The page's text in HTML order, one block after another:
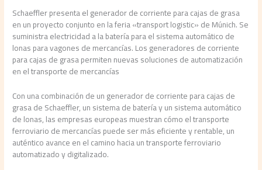
Schaeffler presenta el generador de corriente para cajas de grasa
en un proyecto conjunto en la feria «transport logistic» de Múnich. Se
suministra electricidad a la batería para el sistema automático de
lonas para vagones de mercancías. Los generadores de corriente
para cajas de grasa permiten nuevas soluciones de automatización
en el transporte de mercancías
Con una combinación de un generador de corriente para cajas de
grasa de Schaeffler, un sistema de batería y un sistema automático
de lonas, las empresas europeas muestran cómo el transporte
ferroviario de mercancías puede ser más eficiente y rentable, un
auténtico avance en el camino hacia un transporte ferroviario
automatizado y digitalizado.